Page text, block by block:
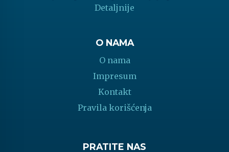
Detaljnije
O NAMA
O nama
Impresum
Kontakt
Pravila korišćenja
PRATITE NAS